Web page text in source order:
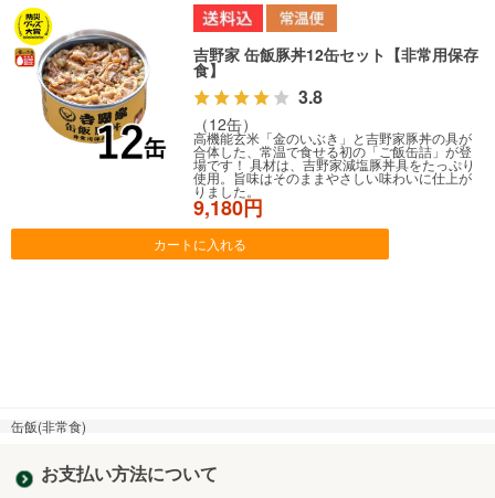
吉野家 缶飯豚丼12缶セット【非常用保存
食】
3.8
（12缶）
高機能玄米「金のいぶき」と吉野家豚丼の具が
合体した、常温で食せる初の「ご飯缶詰」が登
場です！ 具材は、吉野家減塩豚丼具をたっぷり
使用。旨味はそのままやさしい味わいに仕上が
りました。
9,180円
カートに入れる
缶飯(非常食)
お支払い方法について